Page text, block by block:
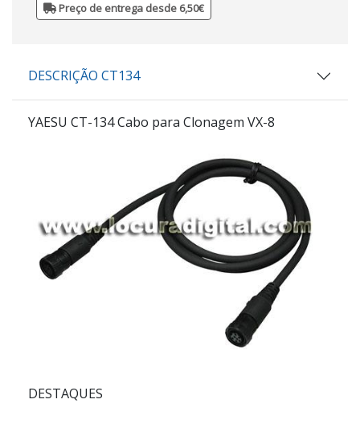
Preço de entrega desde 6,50€
DESCRIÇÃO CT134
YAESU CT-134 Cabo para Clonagem VX-8
DESTAQUES